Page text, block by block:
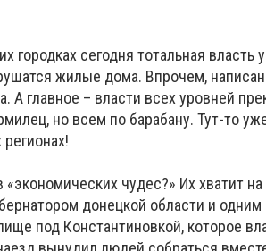
городках сегодня тотальная власть
жилые дома. Впрочем,
А главное – власти всех уровней
но всем по барабану. Тут-то
«экономических чудес?» Их хватит
донецкой области и
под Константиновкой, которое